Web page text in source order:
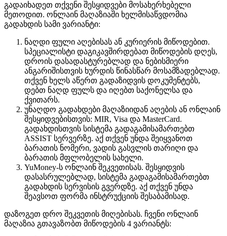
გადაიხადეთ თქვენი შესყიდვები მოსახერხებელი
მეთოდით. ​​ონლაინ მაღაზიაში ხელმისაწვდომია
გადახდის სამი ვარიანტი:
ნაღდი ფული აღებისას ან კურიერის მიწოდებით.
სპეციალისტი დაგიკავშირდებათ მიწოდების დღეს,
დროის დასადასტურებლად და ნებისმიერი
ანგარიშისთვის ხურდის წინასწარ მოსამზადებლად.
თქვენ ხელს აწერთ გადაზიდვის დოკუმენტებს,
დებთ ნაღდ ფულს და იღებთ საქონელსა და
ქვითარს.
უნაღდო გადახდები მაღაზიიდან აღების ან ონლაინ
შესყიდვებისთვის: MIR, Visa და MasterCard.
გადახდისთვის სისტემა გადაგამისამართებთ
ASSIST სერვერზე. აქ თქვენ უნდა შეიყვანოთ
ბარათის ნომერი, ვადის გასვლის თარიღი და
ბარათის მფლობელის სახელი.
YuMoney-ს ონლაინ შეკვეთისას. შესყიდვის
დასასრულებლად, სისტემა გადაგამისამართებთ
გადახდის სერვისის გვერდზე. აქ თქვენ უნდა
შეავსოთ ფორმა ინსტრუქციის შესაბამისად.
დაზოგეთ დრო შეკვეთის მიღებისას. ჩვენი ონლაინ
მაღაზია გთავაზობთ მიწოდების 4 ვარიანტს: